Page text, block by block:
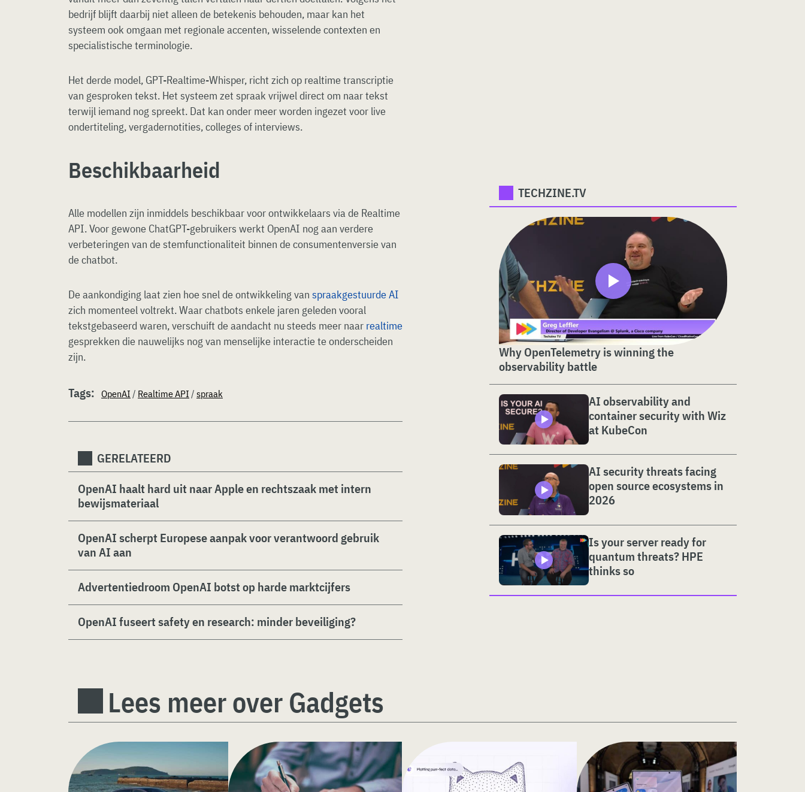
bedrijf blijft daarbij niet alleen de betekenis behouden, maar kan het
systeem ook omgaan met regionale accenten, wisselende contexten en
specialistische terminologie.
Het derde model, GPT-Realtime-Whisper, richt zich op realtime transcriptie
van gesproken tekst. Het systeem zet spraak vrijwel direct om naar tekst
terwijl iemand nog spreekt. Dat kan onder meer worden ingezet voor live
ondertiteling, vergadernotities, colleges of interviews.
Beschikbaarheid
Alle modellen zijn inmiddels beschikbaar voor ontwikkelaars via de Realtime
API. Voor gewone ChatGPT-gebruikers werkt OpenAI nog aan verdere
verbeteringen van de stemfunctionaliteit binnen de consumentenversie van
de chatbot.
De aankondiging laat zien hoe snel de ontwikkeling van spraakgestuurde AI
zich momenteel voltrekt. Waar chatbots enkele jaren geleden vooral
tekstgebaseerd waren, verschuift de aandacht nu steeds meer naar realtime
gesprekken die nauwelijks nog van menselijke interactie te onderscheiden
zijn.
Tags: OpenAI / Realtime API / spraak
GERELATEERD
OpenAI haalt hard uit naar Apple en rechtszaak met intern
bewijsmateriaal
OpenAI scherpt Europese aanpak voor verantwoord gebruik
van AI aan
Advertentiedroom OpenAI botst op harde marktcijfers
OpenAI fuseert safety en research: minder beveiliging?
TECHZINE.TV
Why OpenTelemetry is winning the
observability battle
AI observability and
container security with Wiz
at KubeCon
AI security threats facing
open source ecosystems in
2026
Is your server ready for
quantum threats? HPE
thinks so
Lees meer over Gadgets